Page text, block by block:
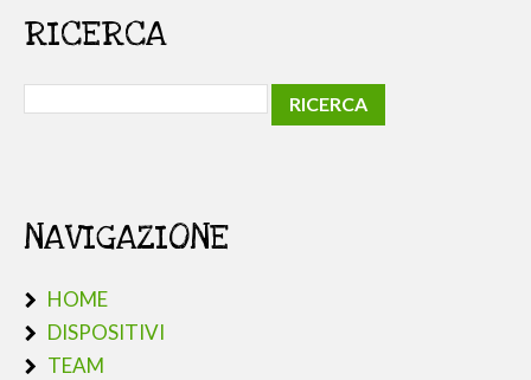
RICERCA
NAVIGAZIONE
HOME
DISPOSITIVI
TEAM